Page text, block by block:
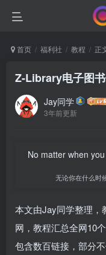
首页 福利社 教程 正
Z-Library电子图
Jay同学
3年前更新
No matter when
无论你在什么时
本文由Jay同学整理，
网，教程汇总全网10
包含数百链接，部分